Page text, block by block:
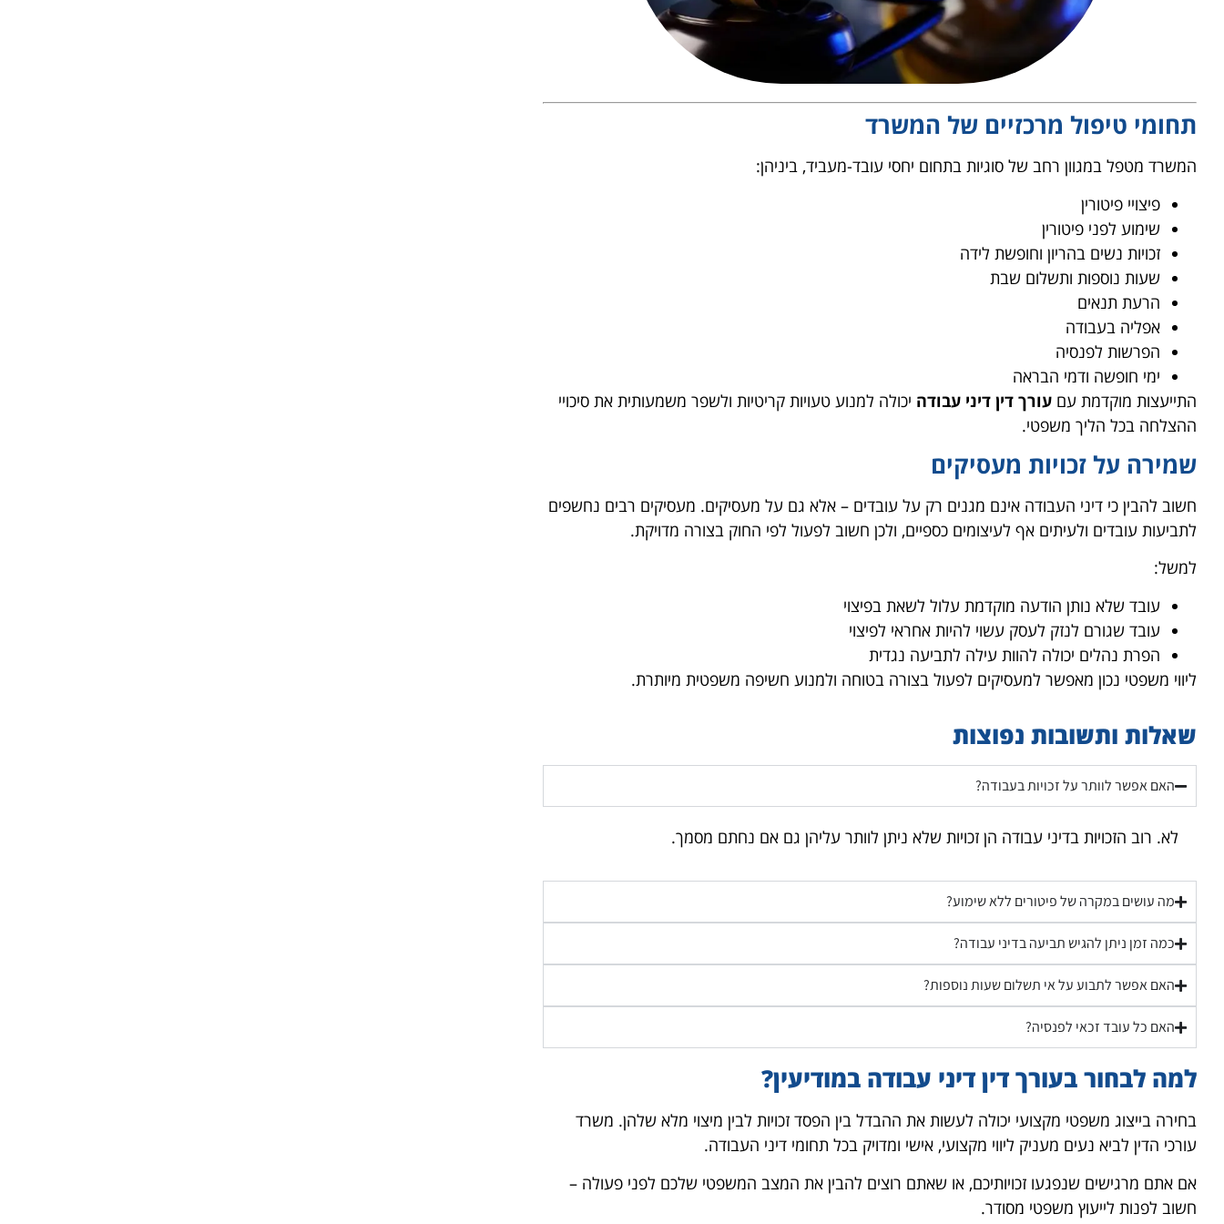
תחומי טיפול מרכזיים של המשרד
המשרד מטפל במגוון רחב של סוגיות בתחום יחסי עובד-מעביד, ביניהן:
פיצויי פיטורין
שימוע לפני פיטורין
זכויות נשים בהריון וחופשת לידה
שעות נוספות ותשלום שבת
הרעת תנאים
אפליה בעבודה
הפרשות לפנסיה
ימי חופשה ודמי הבראה
התייעצות מוקדמת עם עורך דין דיני עבודה יכולה למנוע טעויות קריטיות ולשפר משמעותית את סיכויי
ההצלחה בכל הליך משפטי.
שמירה על זכויות מעסיקים
חשוב להבין כי דיני העבודה אינם מגנים רק על עובדים – אלא גם על מעסיקים. מעסיקים רבים נחשפים
לתביעות עובדים ולעיתים אף לעיצומים כספיים, ולכן חשוב לפעול לפי החוק בצורה מדויקת.
למשל:
עובד שלא נותן הודעה מוקדמת עלול לשאת בפיצוי
עובד שגורם לנזק לעסק עשוי להיות אחראי לפיצוי
הפרת נהלים יכולה להוות עילה לתביעה נגדית
ליווי משפטי נכון מאפשר למעסיקים לפעול בצורה בטוחה ולמנוע חשיפה משפטית מיותרת.
שאלות ותשובות נפוצות
האם אפשר לוותר על זכויות בעבודה?
לא. רוב הזכויות בדיני עבודה הן זכויות שלא ניתן לוותר עליהן גם אם נחתם מסמך.
מה עושים במקרה של פיטורים ללא שימוע?
כמה זמן ניתן להגיש תביעה בדיני עבודה?
האם אפשר לתבוע על אי תשלום שעות נוספות?
האם כל עובד זכאי לפנסיה?
למה לבחור בעורך דין דיני עבודה במודיעין?
בחירה בייצוג משפטי מקצועי יכולה לעשות את ההבדל בין הפסד זכויות לבין מיצוי מלא שלהן. משרד
עורכי הדין לביא נעים מעניק ליווי מקצועי, אישי ומדויק בכל תחומי דיני העבודה.
אם אתם מרגישים שנפגעו זכויותיכם, או שאתם רוצים להבין את המצב המשפטי שלכם לפני פעולה –
חשוב לפנות לייעוץ משפטי מסודר.